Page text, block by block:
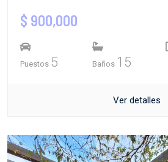
$ 900,000
Puestos 5 Baños 15
Ver detalles